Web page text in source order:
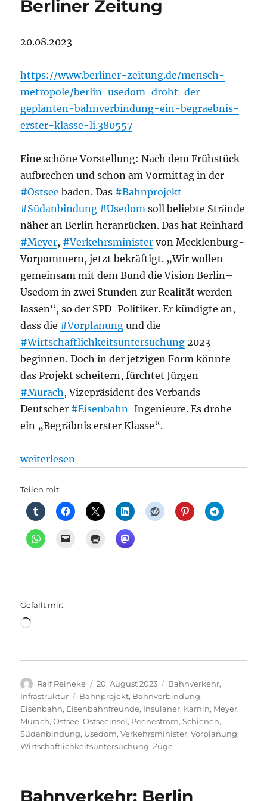
Berliner Zeitung
20.08.2023
https://www.berliner-zeitung.de/mensch-
metropole/berlin-usedom-droht-der-
geplanten-bahnverbindung-ein-begraebnis-
erster-klasse-li.380557
Eine schöne Vorstellung: Nach dem Frühstück
aufbrechen und schon am Vormittag in der
#Ostsee baden. Das #Bahnprojekt
#Südanbindung #Usedom soll beliebte Strände
näher an Berlin heranrücken. Das hat Reinhard
#Meyer, #Verkehrsminister von Mecklenburg-
Vorpommern, jetzt bekräftigt. „Wir wollen
gemeinsam mit dem Bund die Vision Berlin–
Usedom in zwei Stunden zur Realität werden
lassen“, so der SPD-Politiker. Er kündigte an,
dass die #Vorplanung und die
#Wirtschaftlichkeitsuntersuchung 2023
beginnen. Doch in der jetzigen Form könnte
das Projekt scheitern, fürchtet Jürgen
#Murach, Vizepräsident des Verbands
Deutscher #Eisenbahn-Ingenieure. Es drohe
ein „Begräbnis erster Klasse“.
„Bahnverkehr: Neue Bahnverbindung
weiterlesen
Teilen mit:
Gefällt mir:
Wird
Autor
Ralf Reineke
Veröffentlicht
am
20. August 2023 Kategorien
Bahnverkehr,
Infrastruktur
Schlagwörter
Bahnprojekt, Bahnverbindung,
Eisenbahn, Eisenbahnfreunde, Insulaner, Karnin, Meyer,
Murach,Ostsee,Ostseeinsel, Peenestrom,Schienen,
Südanbindung, Usedom,Verkehrsminister,Vorplanung,
Wirtschaftlichkeitsuntersuchung,Züge
Bahnverkehr: Berlin